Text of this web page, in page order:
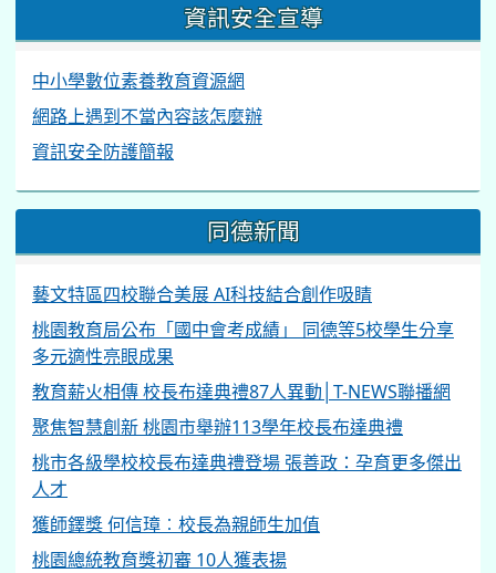
資訊安全宣導
中小學數位素養教育資源網
網路上遇到不當內容該怎麼辦
資訊安全防護簡報
同德新聞
藝文特區四校聯合美展 AI科技結合創作吸睛
桃園教育局公布「國中會考成績」 同德等5校學生分享
多元適性亮眼成果
教育薪火相傳 校長布達典禮87人異動│T-NEWS聯播網
聚焦智慧創新 桃園市舉辦113學年校長布達典禮
桃市各級學校校長布達典禮登場 張善政：孕育更多傑出
人才
獲師鐸獎 何信璋︰校長為親師生加值
桃園總統教育獎初審 10人獲表揚